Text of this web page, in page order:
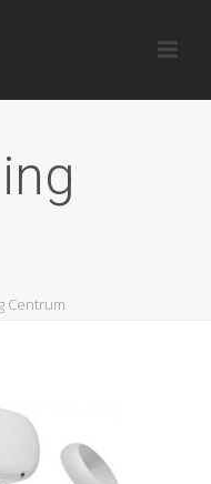
Centrum